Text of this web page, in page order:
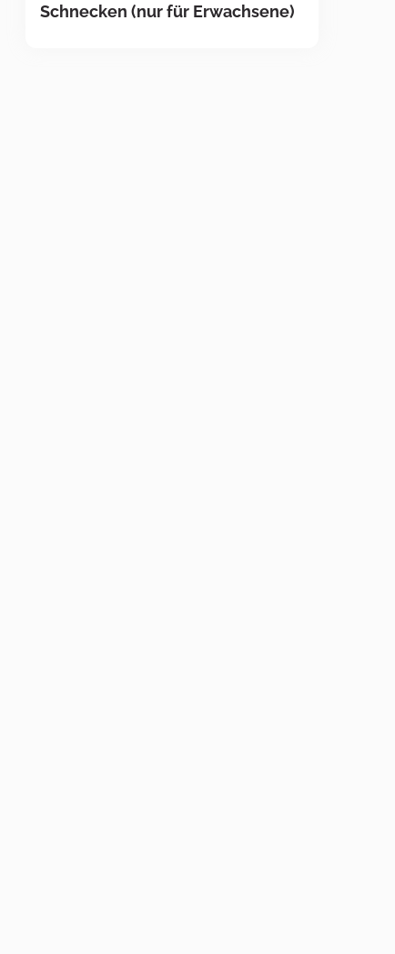
Schnecken (nur für Erwachsene)